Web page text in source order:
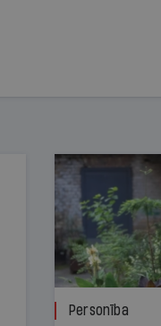
Personība